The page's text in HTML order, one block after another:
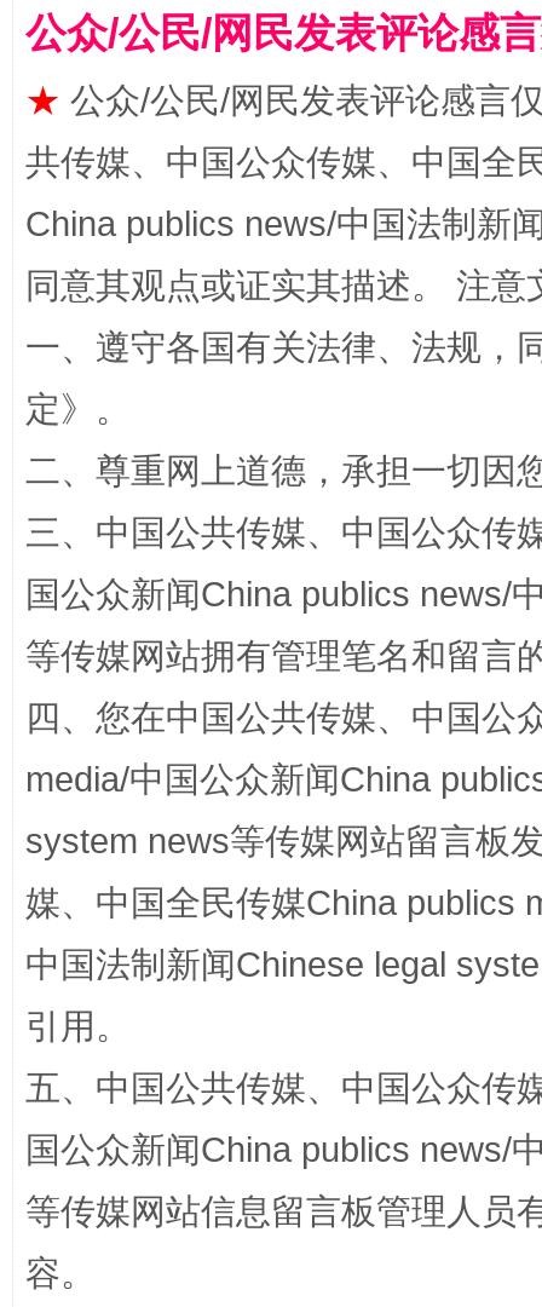
阿坝州三大球赛在茂县开幕 规模
国家大学科技园优化重塑工作
扯下公款旅游的“隐身衣” 如何以
公众/公民/网民发表评论感
★ 公众/公民/网民发表评论感言
共传媒、中国公众传媒、中国全
China publics news/中国法制新
同意其观点或证实其描述。 注
一、遵守各国有关法律、法规，
定》。
二、尊重网上道德，承担一切因
三、中国公共传媒、中国公众传
国公众新闻China publics news/
等传媒网站拥有管理笔名和留言
四、您在中国公共传媒、中国公
media/中国公众新闻China
system news等传媒网站留言板
媒、中国全民传媒China publics
中国法制新闻Chinese legal
引用。
五、中国公共传媒、中国公众传
国公众新闻China publics news/
等传媒网站信息留言板管理人员
容。